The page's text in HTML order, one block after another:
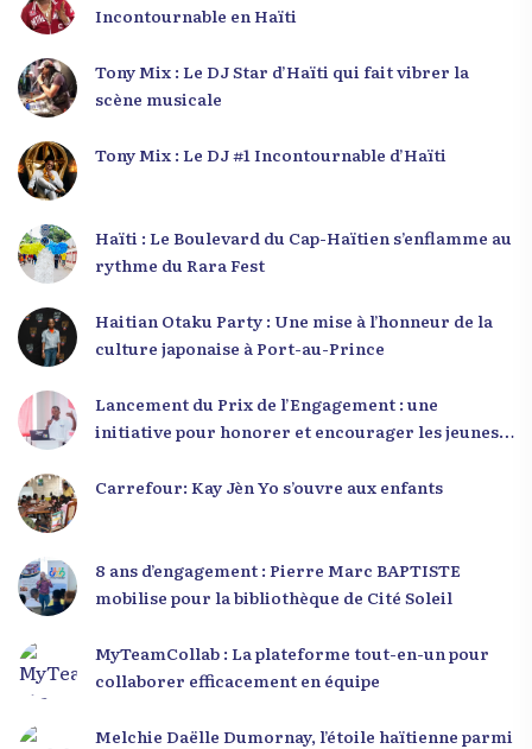
Incontournable en Haïti
Tony Mix : Le DJ Star d’Haïti qui fait vibrer la
scène musicale
Tony Mix : Le DJ #1 Incontournable d’Haïti
Haïti : Le Boulevard du Cap-Haïtien s’enflamme au
rythme du Rara Fest
Haitian Otaku Party : Une mise à l’honneur de la
culture japonaise à Port-au-Prince
Lancement du Prix de l’Engagement : une
initiative pour honorer et encourager les jeunes
Carrefour: Kay Jèn Yo s’ouvre aux enfants
8 ans d’engagement : Pierre Marc BAPTISTE
mobilise pour la bibliothèque de Cité Soleil
MyTeamCollab : La plateforme tout-en-un pour
collaborer efficacement en équipe
Melchie Daëlle Dumornay, l’étoile haïtienne parmi